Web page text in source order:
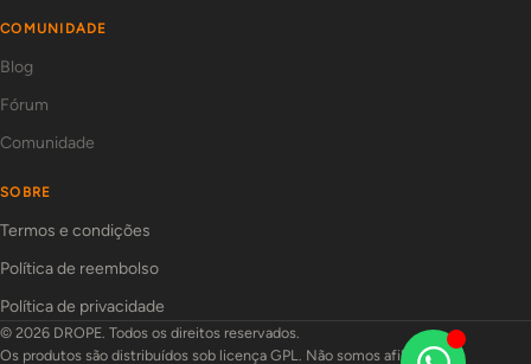
COMUNIDADE
Blog
Fórum
Comunidade
SOBRE
Termos e condições
Política de reembolso
Política de privacidade
© 2026 DROPE. Todos os direitos reservados.
Os produtos são distribuídos sob licença GPL. Não somos afiliados aos